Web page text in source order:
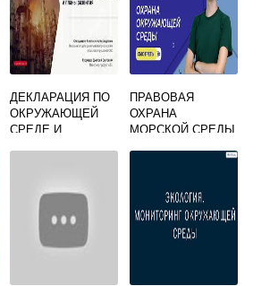
ДЕКЛАРАЦИЯ ПО
ОКРУЖАЮЩЕЙ
СРЕДЕ И
ПРАВОВАЯ
ОХРАНА
МОРСКОЙ СРЕДЫ